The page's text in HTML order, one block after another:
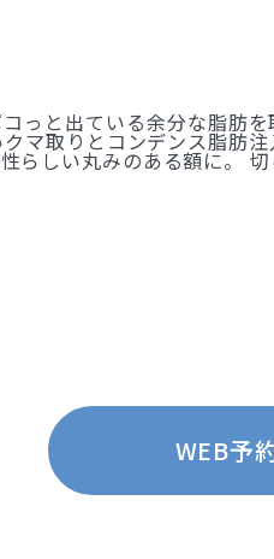
っと出ている余分な脂肪
マ取りとコンデンス脂肪
らしい丸みのある額に。
WEB予